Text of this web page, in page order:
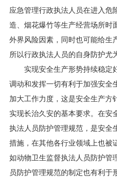
联系电话：0513-59000671
电子邮箱：
2.
应急管理行政执法人员在进入危
造、烟花爆竹等生产经营场所时
外界风险因素，同时也可能给生
所以行政执法人员的自身防护尤
实现安全生产形势持续稳定
调动和发挥一切有利于加强安全
加大工作力度，这是安全生产方
实现长治久安的基本要求。在安
执法人员防护管理规范，是安全
措施，在其他各行业领域上也被
如动物卫生监督执法人员防护管
员防护管理规范的制定也有利于